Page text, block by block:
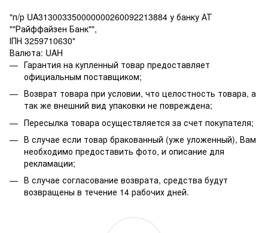
"п/р UA313003350000000260092213884 у банку АТ
""Райффайзен Банк"",
ІПН 3259710630"
Валюта: UAH
Гарантия на купленный товар предоставляет
официальным поставщиком;
Возврат товара при условии, что целостность товара, а
так же внешний вид упаковки не повреждена;
Пересылка товара осуществляется за счет покупателя;
В случае если товар бракованный (уже уложенный), Вам
необходимо предоставить фото, и описание для
рекламации;
В случае согласование возврата, средства будут
возвращены в течение 14 рабочих дней.